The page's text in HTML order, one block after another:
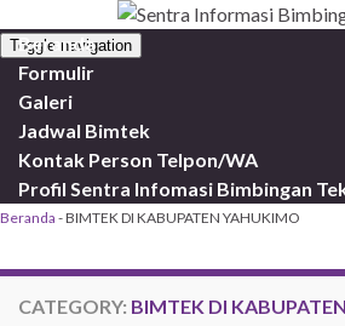
Toggle navigation
Beranda
Formulir
Galeri
Jadwal Bimtek
Kontak Person Telpon/WA
Profil Sentra Infomasi Bimbingan
Beranda -BIMTEK DI KABUPATEN YAHUKIMO
CATEGORY: BIMTEK DI